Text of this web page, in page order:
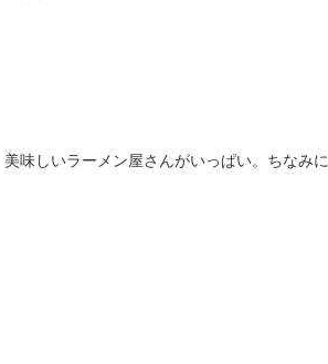
味しいラーメン屋さんがいっぱい。ちなみに